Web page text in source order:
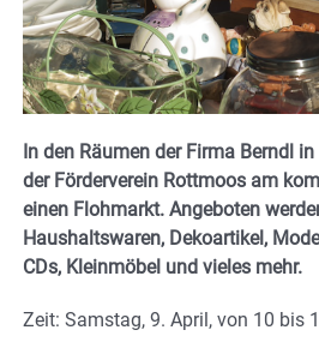
In den Räumen der Firma Berndl
der Förderverein Rottmoos am
einen Flohmarkt. Angeboten
Haushaltswaren, Dekoartikel,
CDs, Kleinmöbel und vieles mehr.
Zeit: Samstag, 9. April, von 10 bis